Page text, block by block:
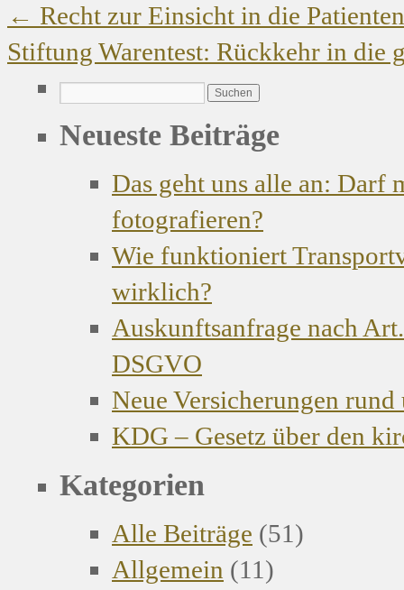
← Recht zur Einsicht in die
Stiftung Warentest: Rückkehr in die
Neueste Beiträge
Das geht uns alle an: Darf
fotografieren?
Wie funktioniert
wirklich?
Auskunftsanfrage nach
DSGVO
Neue Versicherungen
KDG – Gesetz über den
Kategorien
Alle Beiträge (51)
Allgemein (11)